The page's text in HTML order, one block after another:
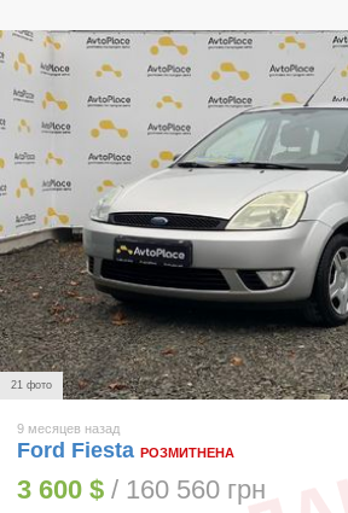
21 фото
9 месяцев назад
Ford Fiesta РОЗМИТНЕНА
3 600 $ / 160 560 грн